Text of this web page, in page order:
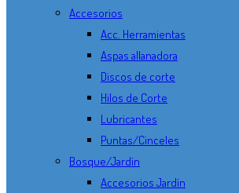
Accesorios
Acc. Herramientas
Aspas allanadora
Discos de corte
Hilos de Corte
Lubricantes
Puntas/Cinceles
Bosque/Jardín
Accesorios Jardín